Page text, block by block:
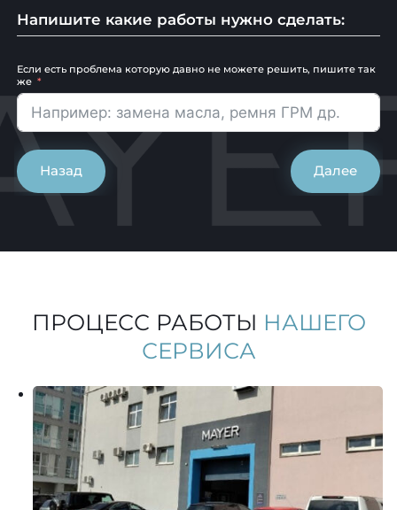
Напишите какие работы нужно сделать:
Если есть проблема которую давно не можете решить, пишите так
же
Назад Далее
ПРОЦЕСС РАБОТЫ НАШЕГО
СЕРВИСА